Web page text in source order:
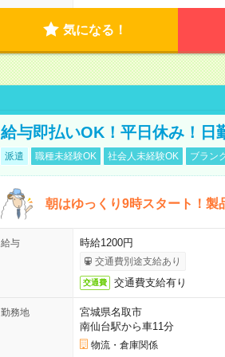
気になる！
給与即払いOK！平日休み！日
派遣 職種未経験OK 社会人未経験OK ブラン
朝はゆっくり9時スタート！製
給与 時給1200円
交通費別途支給あり
交通費 交通費支給有り
勤務地
宮城県名取市
南仙台駅から車11分
物流・倉庫関係